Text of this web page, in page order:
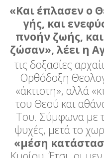
«Kαι έπλασεν ο
γής, και
πνοήν ζωής,
ζώσαν», λέει η
τις δοξασίες
Ορθόδοξη
«άκτιστη», αλλά
του Θεού και
Του. Σύμφωνα με
ψυχές, μετά το
«μέση